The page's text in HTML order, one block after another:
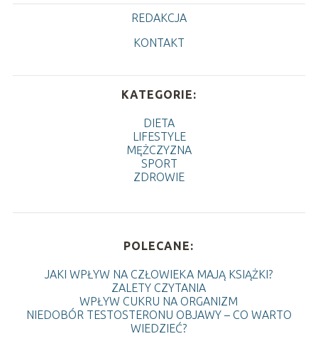
REDAKCJA
KONTAKT
KATEGORIE:
DIETA
LIFESTYLE
MĘŻCZYZNA
SPORT
ZDROWIE
POLECANE:
JAKI WPŁYW NA CZŁOWIEKA MAJĄ KSIĄŻKI?
ZALETY CZYTANIA
WPŁYW CUKRU NA ORGANIZM
NIEDOBÓR TESTOSTERONU OBJAWY – CO WARTO
WIEDZIEĆ?